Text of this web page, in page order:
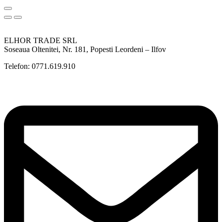
ELHOR TRADE SRL
Soseaua Oltenitei, Nr. 181, Popesti Leordeni – Ilfov
Telefon: 0771.619.910